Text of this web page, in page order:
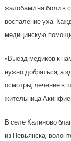
жалобами на боли в
воспаление уха.
медицинскую
«Выезд медиков к
нужно добраться, а
осмотры, лечение в
жительница
В селе Калиново
из Невьянска,